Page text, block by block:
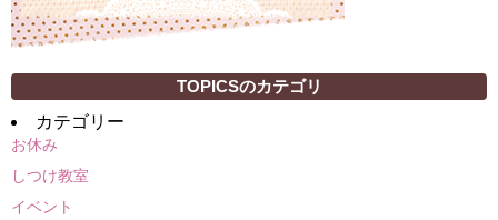
TOPICSのカテゴリ
カテゴリー
お休み
しつけ教室
イベント